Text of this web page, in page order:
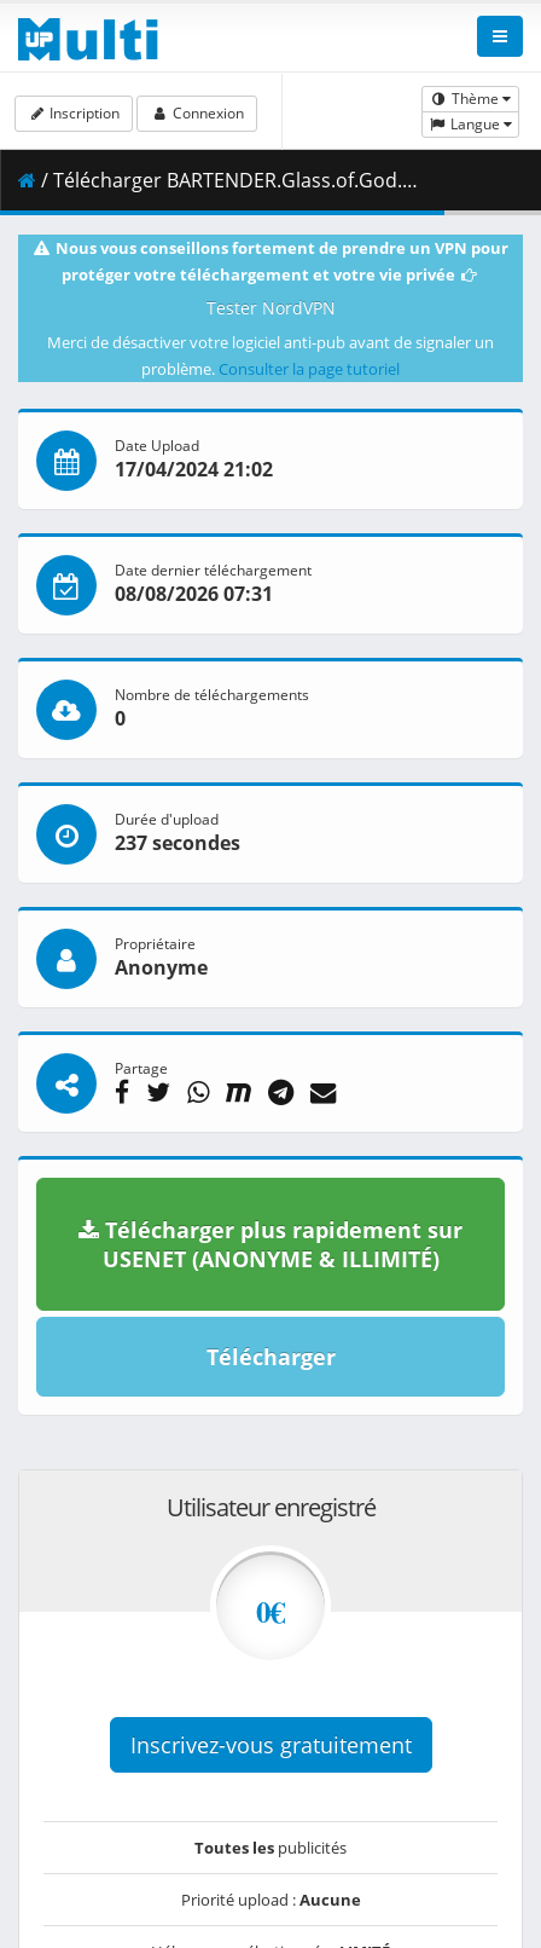
Thème
Langue
Inscription Connexion
/ Télécharger BARTENDER.Glass.of.God.S01E03.The.Perfect.Taste.1080p.CR.WEB-DL.Japanese.AAC2.0.H.264.MSubs-ToonsHub.mkv.003 ( 461.63 MB )
Nous vous conseillons fortement de prendre un VPN pour
protéger votre téléchargement et votre vie privée
Tester NordVPN
Merci de désactiver votre logiciel anti-pub avant de signaler un
problème. Consulter la page tutoriel
Date Upload
17/04/2024 21:02
Date dernier téléchargement
08/08/2026 07:31
Nombre de téléchargements
0
Durée d'upload
237 secondes
Propriétaire
Anonyme
Partage
Télécharger plus rapidement sur
USENET (ANONYME & ILLIMITÉ)
Télécharger
Utilisateur enregistré
0€
Inscrivez-vous gratuitement
Toutes les publicités
Priorité upload :Aucune